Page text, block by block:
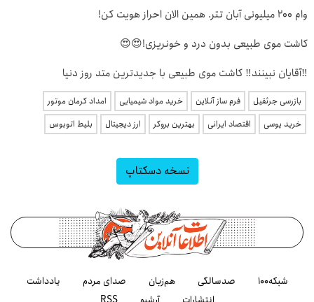
وام 200 میلیونی آبان تتر. همین الان احراز هویت کن!
کاشت موی طبیعی بدون درد و خونریزی!😍😍
‼️آقایان نبینند‼️ کاشت موی طبیعی با جدیدترین متد روز دنیا
بازرسی جرثقیل فرم ساز آنلاین خرید مواد شیمیایی
امداد کرمان موتور
خرید یوسی
اقتصاد ایرانی بهترین بروکر ارز دیجیتال بلیط اتوبوس
نسخه دسکتاپ
شبکه۱۰۰ صدسالگی هم‌زبان صدای مردم
یادداشت